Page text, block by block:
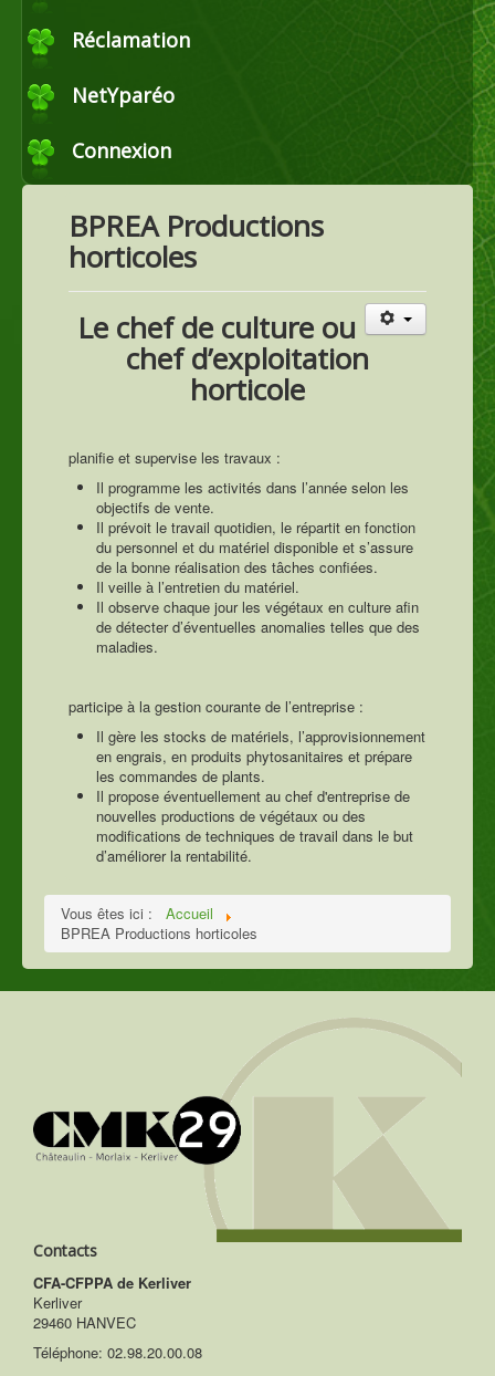
Réclamation
NetYparéo
Connexion
BPREA Productions
horticoles
Le chef de culture ou
chef d’exploitation
horticole
planifie et supervise les travaux :
Il programme les activités dans l’année selon les
objectifs de vente.
Il prévoit le travail quotidien, le répartit en fonction
du personnel et du matériel disponible et s’assure
de la bonne réalisation des tâches confiées.
Il veille à l’entretien du matériel.
Il observe chaque jour les végétaux en culture afin
de détecter d’éventuelles anomalies telles que des
maladies.
participe à la gestion courante de l’entreprise :
Il gère les stocks de matériels, l’approvisionnement
en engrais, en produits phytosanitaires et prépare
les commandes de plants.
Il propose éventuellement au chef d'entreprise de
nouvelles productions de végétaux ou des
modifications de techniques de travail dans le but
d’améliorer la rentabilité.
Vous êtes ici :
Accueil
BPREA Productions horticoles
Contacts
CFA-CFPPA de Kerliver
Kerliver
29460 HANVEC
Téléphone: 02.98.20.00.08